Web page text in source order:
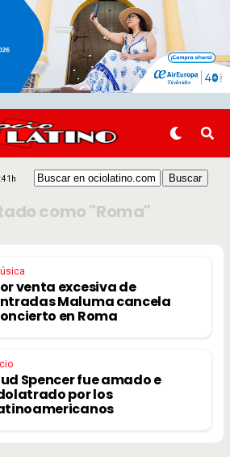
como "Roma"
venta excesiva de
Maluma cancela
en Roma
Spencer fue amado e
por los